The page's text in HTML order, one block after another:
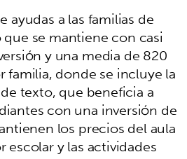
ayudas a las familias de
que se mantiene con casi
y una media de 820
familia, donde se incluye la
texto, que beneficia a
con una inversión de
los precios del aula
y las actividades